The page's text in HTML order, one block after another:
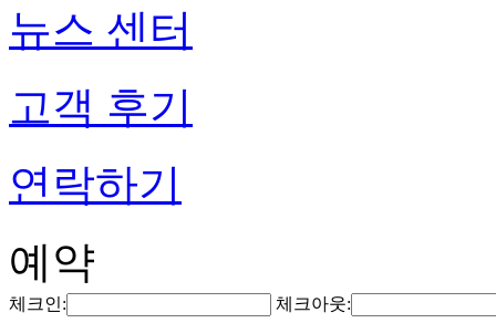
뉴스 센터
고객 후기
연락하기
예약
체크인: 체크아웃: